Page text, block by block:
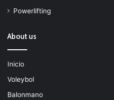
Powerlifting
About us
Inicio
Voleybol
Balonmano